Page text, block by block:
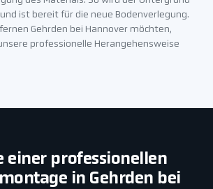
ist bereit für die neue Bodenverlegung.
Gehrden bei Hannover möchten,
professionelle Herangehensweise
einer professionellen
in Gehrden bei